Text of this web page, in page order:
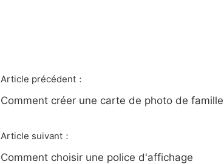
Article précédent：
Comment créer une carte de photo de
Article suivant：
Comment choisir une police d'affichage